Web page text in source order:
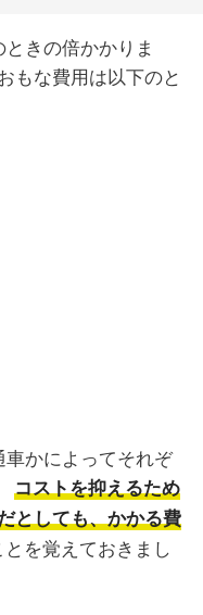
きの倍かかりま
もな費用は以下のと
かによってそれぞ
コストを抑えるため
としても、かかる費
とを覚えておきまし